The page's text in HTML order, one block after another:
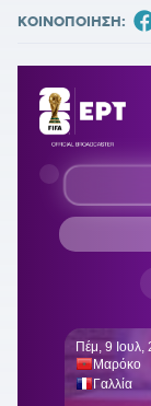
ΚΟΙΝΟΠΟΙΗΣΗ: